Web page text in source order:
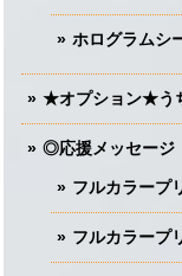
ホログラムシ
★オプション★う
◎応援メッセージ
フルカラープ
フルカラープ